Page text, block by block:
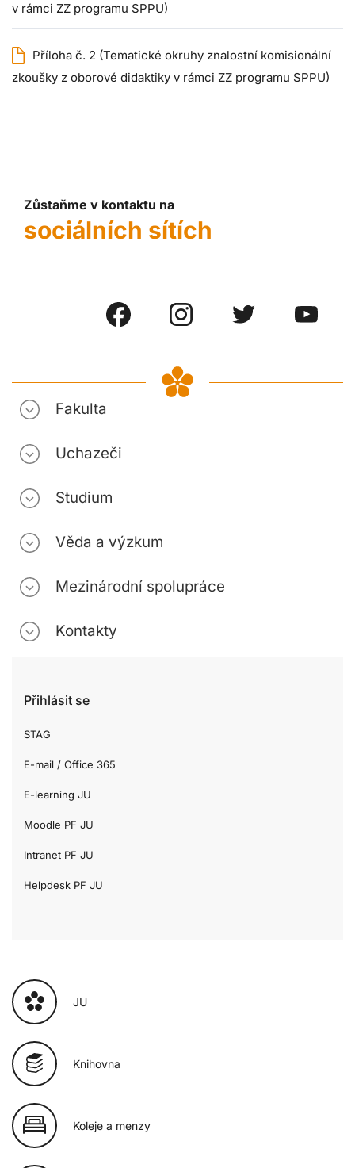
v rámci ZZ programu SPPU)
Příloha č. 2 (Tematické okruhy znalostní komisionální
zkoušky z oborové didaktiky v rámci ZZ programu SPPU)
Zůstaňme v kontaktu na
sociálních sítích
Fakulta
Uchazeči
Studium
Věda a výzkum
Mezinárodní spolupráce
Kontakty
Přihlásit se
STAG
E-mail / Office 365
E-learning JU
Moodle PF JU
Intranet PF JU
Helpdesk PF JU
JU
Knihovna
Koleje a menzy